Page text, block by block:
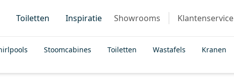
Toiletten Inspiratie Showrooms Klantenservice
Stoomcabines Toiletten Wastafels Kranen